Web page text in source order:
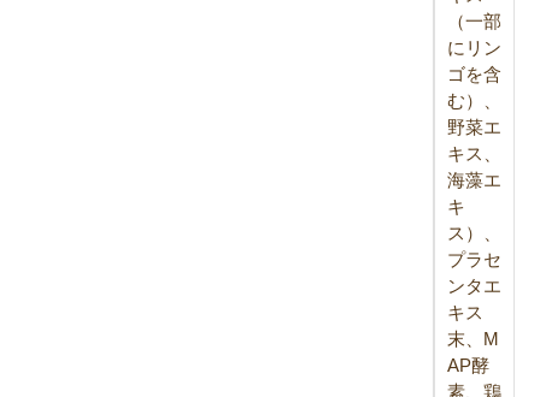
（一部
にリン
ゴを含
む）、
野菜エ
キス、
海藻エ
キ
ス）、
プラセ
ンタエ
キス
末、M
AP酵
素、鶏